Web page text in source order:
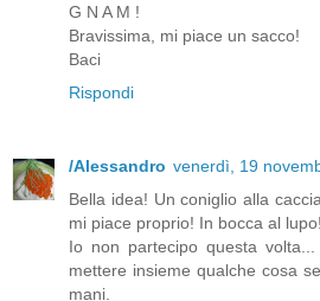
G N A M !
Bravissima, mi piace un sacco!
Baci
Rispondi
/Alessandro venerdì, 19
Bella idea! Un coniglio alla
mi piace proprio! In bocca al lupo!
Io non partecipo questa
mettere insieme qualche cosa
mani.